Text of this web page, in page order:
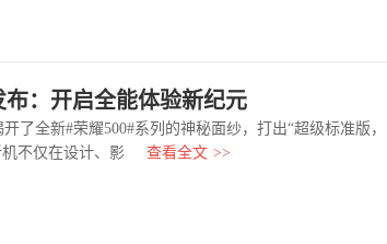
布：开启全能体验新纪元
全新#荣耀500#系列的神秘面纱，打出“超级标准版，
不仅在设计、影
查看全文 >>